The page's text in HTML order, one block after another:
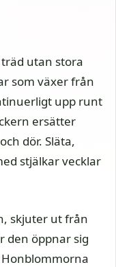
utan stora
som växer från
upp runt
ersätter
dör. Släta,
stjälkar vecklar
skjuter ut från
den öppnar sig